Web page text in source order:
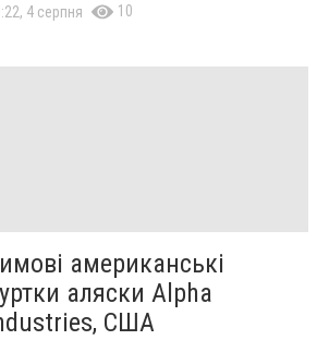
4 серпня 10
американські
аляски Alpha
США